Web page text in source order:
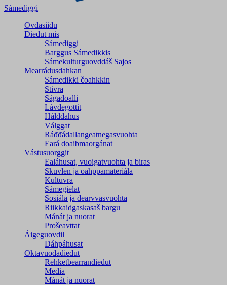
Sámediggi
Ovdasiidu
Dieđut mis
Sámediggi
Barggus Sámedikkis
Sámekulturguovddáš Sajos
Mearrádusdahkan
Sámedikki čoahkkin
Stivra
Ságadoalli
Lávdegottit
Hálddahus
Válggat
Ráđđádallangeatnegas­vuohta
Eará doaibmaorgánat
Vástusuorggit
Ealáhusat, vuoigatvuohta ja biras
Skuvlen ja oahppamateriála
Kultuvra
Sámegielat
Sosiála ja dearvvasvuohta
Riikkaidgaskasaš bargu
Mánát ja nuorat
Prošeavttat
Áigeguovdil
Dáhpáhusat
Oktavuođadieđut
Rehketbearrandieđut
Media
Mánát ja nuorat